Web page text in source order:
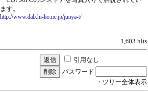
ます。
http://www.dab.hi-ho.ne.jp/junya-t/
1,603 hits
引用なし
パスワード
・ツリー全体表示